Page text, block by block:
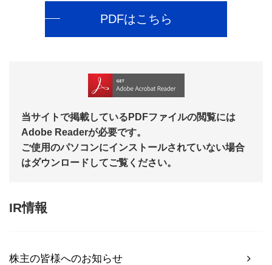
IR情報
株主の皆様へのお知らせ
PDFはこちら
当サイトで掲載しているPDFファイルの閲覧には
Adobe Readerが必要です。
ご使用のパソコンにインストールされていない場合
はダウンロードしてご覧ください。